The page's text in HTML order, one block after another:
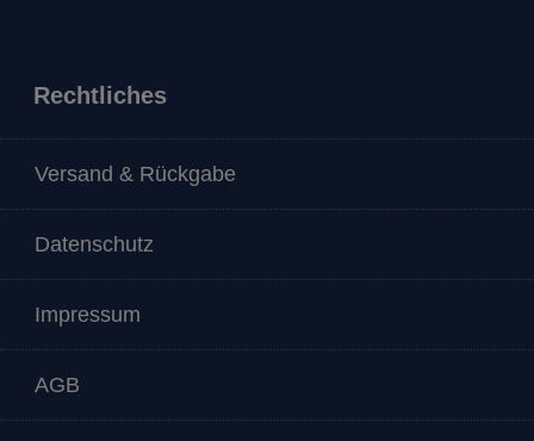
Rechtliches
Versand & Rückgabe
Datenschutz
Impressum
AGB